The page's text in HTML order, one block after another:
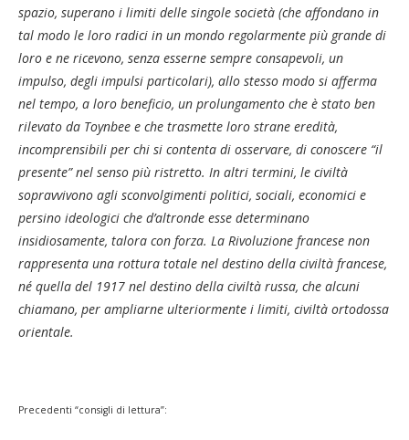
spazio, superano i limiti delle singole società (che affondano in
tal modo le loro radici in un mondo regolarmente più grande di
loro e ne ricevono, senza esserne sempre consapevoli, un
impulso, degli impulsi particolari), allo stesso modo si afferma
nel tempo, a loro beneficio, un prolungamento che è stato ben
rilevato da Toynbee e che trasmette loro strane eredità,
incomprensibili per chi si contenta di osservare, di conoscere “il
presente” nel senso più ristretto. In altri termini, le civiltà
sopravvivono agli sconvolgimenti politici, sociali, economici e
persino ideologici che d’altronde esse determinano
insidiosamente, talora con forza. La Rivoluzione francese non
rappresenta una rottura totale nel destino della civiltà francese,
né quella del 1917 nel destino della civiltà russa, che alcuni
chiamano, per ampliarne ulteriormente i limiti, civiltà ortodossa
orientale.
Precedenti “consigli di lettura”: